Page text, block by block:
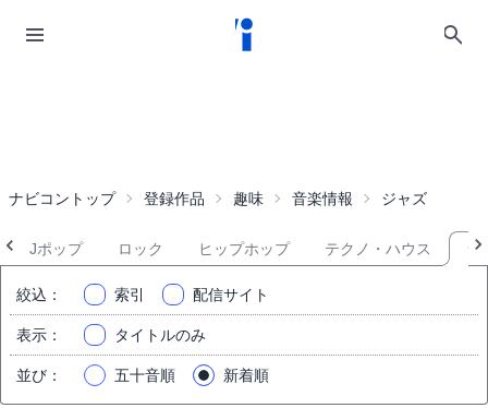
ナビコントップ 登録作品 趣味 音楽情報 ジャズ
Jポップ ロック ヒップホップ テクノ・ハウス ジ
絞込 ： 索引 配信サイト
表示 ： タイトルのみ
並び ： 五十音順 新着順